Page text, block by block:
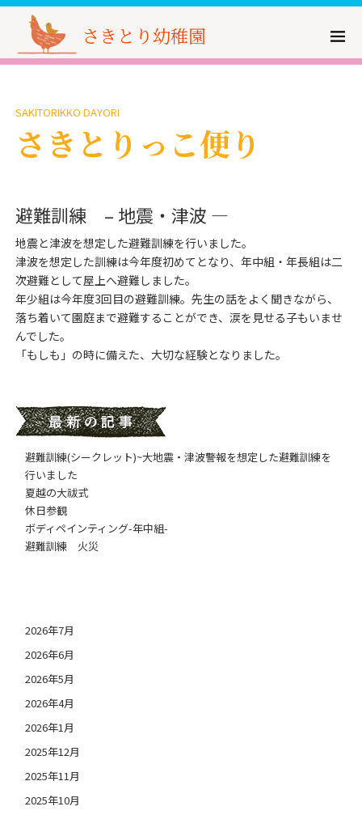
さきとり幼稚園
SAKITORIKKO DAYORI
さきとりっこ便り
避難訓練 – 地震・津波 —
地震と津波を想定した避難訓練を行いました。
津波を想定した訓練は今年度初めてとなり、年中組・年長組は二
次避難として屋上へ避難しました。
年少組は今年度3回目の避難訓練。先生の話をよく聞きながら、
落ち着いて園庭まで避難することができ、涙を見せる子もいませ
んでした。
「もしも」の時に備えた、大切な経験となりました。
避難訓練(シークレット)~大地震・津波警報を想定した避難訓練を
行いました
夏越の大祓式
休日参観
ボディペインティング-年中組-
避難訓練 火災
2026年7月
2026年6月
2026年5月
2026年4月
2026年1月
2025年12月
2025年11月
2025年10月